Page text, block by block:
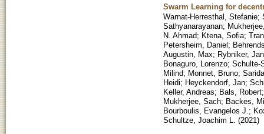
Swarm Learning for
Warnat-Herresthal, Stefanie;
Sathyanarayanan;
N. Ahmad; Ktena, Sofia;
Petersheim, Daniel;
Augustin, Max; Rybniker, Jan
Bonaguro, Lorenzo; Schulte-
Milind; Monnet, Bruno;
Heidi; Heyckendorf, Jan;
Keller, Andreas; Bals, Robert
Mukherjee, Sach; Backes,
Bourboulis, Evangelos J. ;
Schultze, Joachim L.
(2021)